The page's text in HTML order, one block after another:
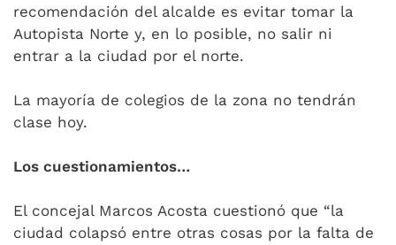
recomendación del alcalde es evitar tomar la
Autopista Norte y, en lo posible, no salir ni
entrar a la ciudad por el norte.
La mayoría de colegios de la zona no tendrán
clase hoy.
Los cuestionamientos…
El concejal Marcos Acosta cuestionó que “la
ciudad colapsó entre otras cosas por la falta de